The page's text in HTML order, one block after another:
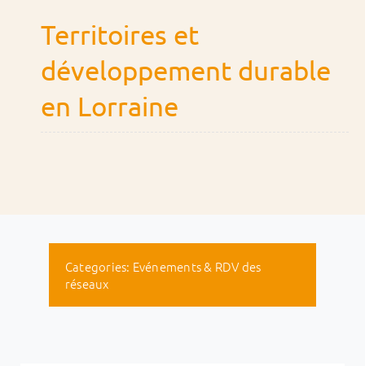
Territoires et
développement durable
en Lorraine
Categories: Evénements & RDV des
réseaux